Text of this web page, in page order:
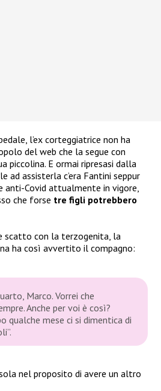
l’ex corteggiatrice non ha
del web che la segue con
E ormai ripresasi dalla
ad assisterla c’era Fantini seppur
anti-Covid attualmente in vigore,
che forse tre figli potrebbero
scatto con la terzogenita, la
ha così avvertito il compagno:
Marco. Vorrei che
Anche per voi è così?
qualche mese ci si dimentica di
.
nel proposito di avere un altro